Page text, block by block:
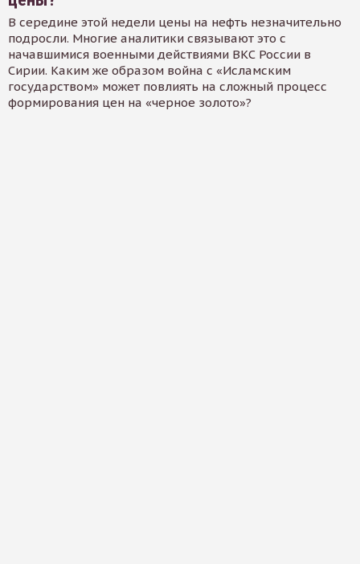
В середине этой недели цены на нефть незначительно
подросли. Многие аналитики связывают это с
начавшимися военными действиями ВКС России в
Сирии. Каким же образом война с «Исламским
государством» может повлиять на сложный процесс
формирования цен на «черное золото»?